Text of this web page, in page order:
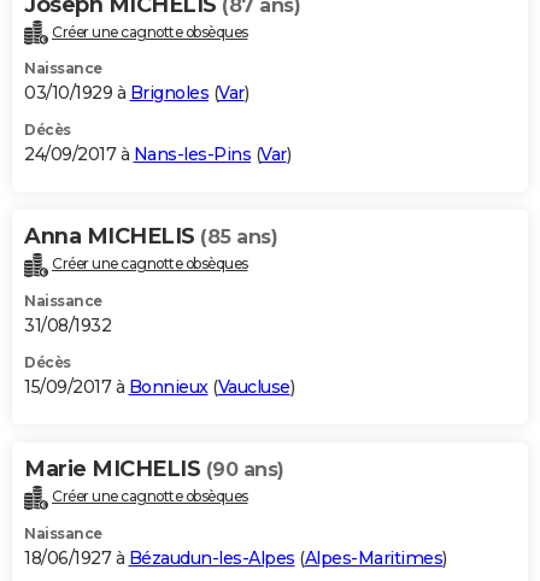
(87 ans)
Créer une cagnotte obsèques
Naissance
03/10/1929 à Brignoles (Var)
Décès
24/09/2017 à Nans-les-Pins (Var)
Anna MICHELIS (85 ans)
Créer une cagnotte obsèques
Naissance
31/08/1932
Décès
15/09/2017 à Bonnieux(Vaucluse)
Marie MICHELIS (90 ans)
Créer une cagnotte obsèques
Naissance
18/06/1927 à Bézaudun-les-Alpes (Alpes-Maritimes)